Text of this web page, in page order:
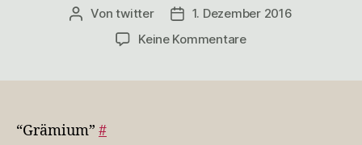
Beitragsautor
Vontwitter Veröffentlichungsdatum
1. Dezember 2016
Keine Kommentarezu
“Grämium” #